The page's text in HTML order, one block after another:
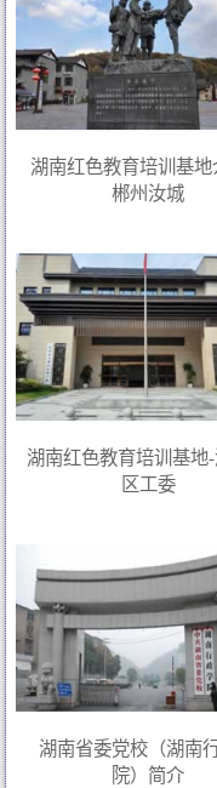
湖南红色教育培训基地
郴州汝城
湖南红色教育培训基地
区工委
湖南省委党校（湖南
院）简介